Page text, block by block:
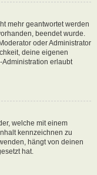
mehr geantwortet werden
beendet wurde.
oder Administrator
deine eigenen
erlaubt
welche mit einem
kennzeichnen zu
hängt von deinen
hat.